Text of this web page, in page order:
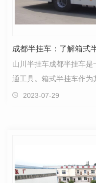
成都半挂车：了解箱式
山川半挂车成都半挂车
通工具。箱式半挂车作为
在货运行业中得到广泛使
2023-07-29